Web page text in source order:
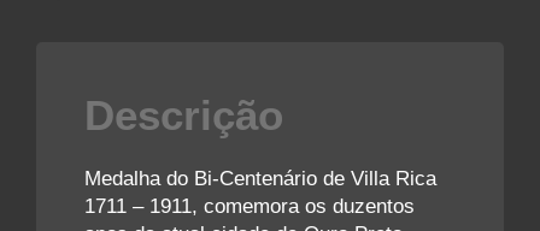
Descrição
Medalha do Bi-Centenário de Villa Rica
1711 – 1911, comemora os duzentos